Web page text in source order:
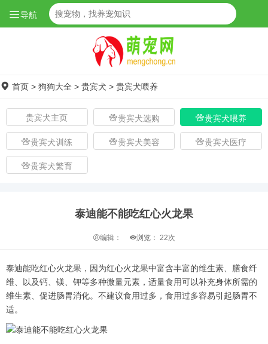
导航
首页 > 狗狗大全 > 贵宾犬 > 贵宾犬喂养
贵宾犬主页 贵宾犬选购 贵宾犬喂养
贵宾犬训练 贵宾犬美容 贵宾犬医疗
贵宾犬繁育
泰迪能不能吃红心火龙果
编辑： 浏览： 22次
泰迪能吃红心火龙果，因为红心火龙果中富含丰富的维生素、膳食纤
维、以及钙、镁、钾等多种微量元素，适量食用可以补充身体所需的
维生素、促进肠胃消化。不建议食用过多，食用过多容易引起肠胃不
适。